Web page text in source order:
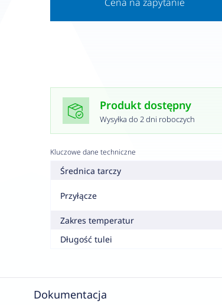
Produkt dostępny
Wysyłka do 2 dni roboczych
Kluczowe dane techniczne
Średnica tarczy
Przyłącze
Zakres temperatur
Długość tulei
Dokumentacja